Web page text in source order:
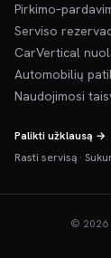
Serviso
CarVertical
Automobilių
Naudojimosi
Palikti užklausą →
Rasti servisą ·
© 2026